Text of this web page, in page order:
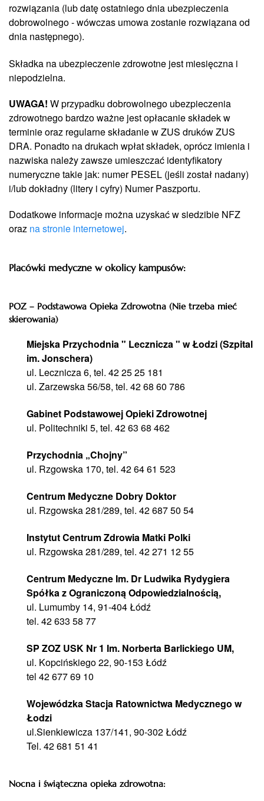
rozwiązania (lub datę ostatniego dnia ubezpieczenia
dobrowolnego - wówczas umowa zostanie rozwiązana od
dnia następnego).
Składka na ubezpieczenie zdrowotne jest miesięczna i
niepodzielna.
UWAGA! W przypadku dobrowolnego ubezpieczenia
zdrowotnego bardzo ważne jest opłacanie składek w
terminie oraz regularne składanie w ZUS druków ZUS
DRA. Ponadto na drukach wpłat składek, oprócz imienia i
nazwiska należy zawsze umieszczać identyfikatory
numeryczne takie jak: numer PESEL (jeśli został nadany)
i/lub dokładny (litery i cyfry) Numer Paszportu.
Dodatkowe informacje można uzyskać w siedzibie NFZ
oraz na stronie internetowej.
Placówki medyczne w okolicy kampusów:
POZ – Podstawowa Opieka Zdrowotna (Nie trzeba mieć
skierowania)
Miejska Przychodnia " Lecznicza " w Łodzi (Szpital
im. Jonschera)
ul. Lecznicza 6, tel. 42 25 25 181
ul. Zarzewska 56/58, tel. 42 68 60 786
Gabinet Podstawowej Opieki Zdrowotnej
ul. Politechniki 5, tel. 42 63 68 462
Przychodnia „Chojny”
ul. Rzgowska 170, tel. 42 64 61 523
Centrum Medyczne Dobry Doktor
ul. Rzgowska 281/289, tel. 42 687 50 54
Instytut Centrum Zdrowia Matki Polki
ul. Rzgowska 281/289, tel. 42 271 12 55
Centrum Medyczne Im. Dr Ludwika Rydygiera
Spółka z Ograniczoną Odpowiedzialnością,
ul. Lumumby 14, 91-404 Łódź
tel. 42 633 58 77
SP ZOZ USK Nr 1 Im. Norberta Barlickiego UM,
ul. Kopcińskiego 22, 90-153 Łódź
tel 42 677 69 10
Wojewódzka Stacja Ratownictwa Medycznego w
Łodzi
ul.Sienkiewicza 137/141, 90-302 Łódź
Tel. 42 681 51 41
Nocna i świąteczna opieka zdrowotna: